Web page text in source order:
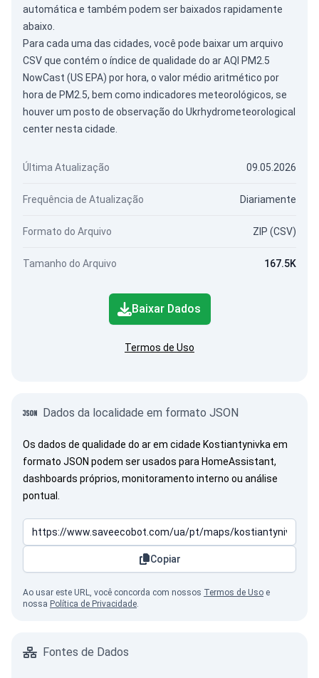
automática e também podem ser baixados rapidamente
abaixo.
Para cada uma das cidades, você pode baixar um arquivo
CSV que contém o índice de qualidade do ar AQI PM2.5
NowCast (US EPA) por hora, o valor médio aritmético por
hora de PM2.5, bem como indicadores meteorológicos, se
houver um posto de observação do Ukrhydrometeorological
center nesta cidade.
Última Atualização 09.05.2026
Frequência de Atualização Diariamente
Formato do Arquivo ZIP (CSV)
Tamanho do Arquivo 167.5K
Baixar Dados
Termos de Uso
Dados da localidade em formato JSON
Os dados de qualidade do ar em cidade Kostiantynivka em
formato JSON podem ser usados para HomeAssistant,
dashboards próprios, monitoramento interno ou análise
pontual.
Copiar
Ao usar este URL, você concorda com nossos Termos de Uso e
nossa Política de Privacidade.
Fontes de Dados